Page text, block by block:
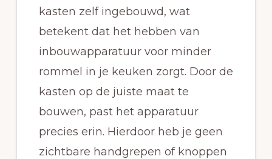
kasten zelf ingebouwd, wat
betekent dat het hebben van
inbouwapparatuur voor minder
rommel in je keuken zorgt. Door de
kasten op de juiste maat te
bouwen, past het apparatuur
precies erin. Hierdoor heb je geen
zichtbare handgrepen of knoppen